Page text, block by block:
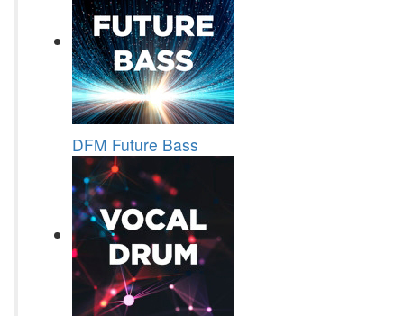
DFM Future Bass